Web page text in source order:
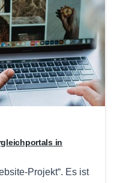
0
in
Projekt“. Es ist